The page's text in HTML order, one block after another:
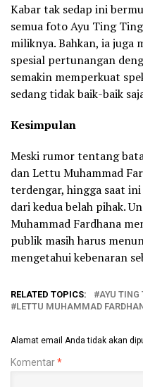
Kabar tak sedap ini
semua foto Ayu Ting
miliknya. Bahkan, ia
spesial pertunangan
semakin memperkuat
sedang tidak baik-baik
Kesimpulan
Meski rumor tentang
dan Lettu Muhammad
terdengar, hingga saat
dari kedua belah pihak.
Muhammad Fardhana
publik masih harus
mengetahui kebenaran
RELATED TOPICS:
AYU TING
LETTU MUHAMMAD
Alamat email Anda tidak akan
Komentar*